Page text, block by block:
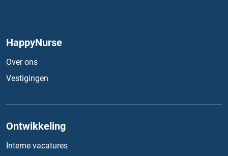
HappyNurse
Over ons
Vestigingen
Ontwikkeling
Interne vacatures